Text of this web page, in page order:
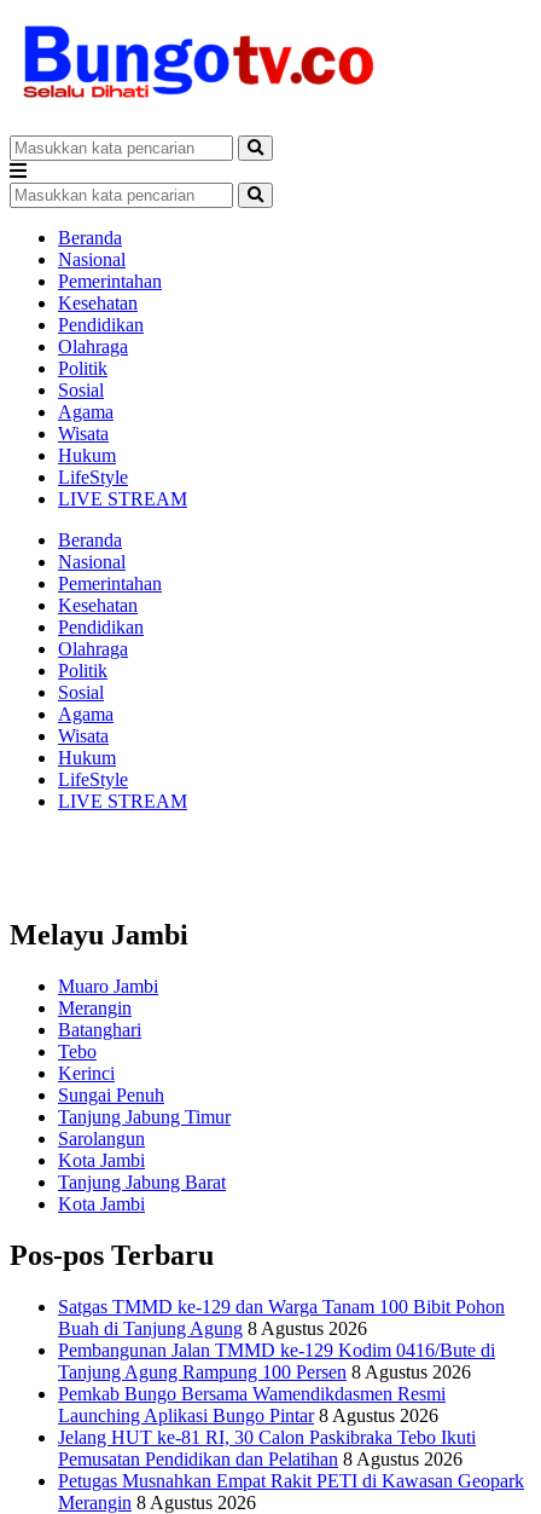
Beranda
Nasional
Pemerintahan
Kesehatan
Pendidikan
Olahraga
Politik
Sosial
Agama
Wisata
Hukum
LifeStyle
LIVE STREAM
Beranda
Nasional
Pemerintahan
Kesehatan
Pendidikan
Olahraga
Politik
Sosial
Agama
Wisata
Hukum
LifeStyle
LIVE STREAM
Melayu Jambi
Muaro Jambi
Merangin
Batanghari
Tebo
Kerinci
Sungai Penuh
Tanjung Jabung Timur
Sarolangun
Kota Jambi
Tanjung Jabung Barat
Kota Jambi
Pos-pos Terbaru
Satgas TMMD ke-129 dan Warga Tanam 100 Bibit Pohon
Buah di Tanjung Agung 8 Agustus 2026
Pembangunan Jalan TMMD ke-129 Kodim 0416/Bute di
Tanjung Agung Rampung 100 Persen 8 Agustus 2026
Pemkab Bungo Bersama Wamendikdasmen Resmi
Launching Aplikasi Bungo Pintar 8 Agustus 2026
Jelang HUT ke-81 RI, 30 Calon Paskibraka Tebo Ikuti
Pemusatan Pendidikan dan Pelatihan 8 Agustus 2026
Petugas Musnahkan Empat Rakit PETI di Kawasan Geopark
Merangin 8 Agustus 2026